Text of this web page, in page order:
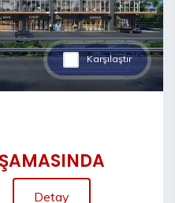
Karşılaştır
Detay